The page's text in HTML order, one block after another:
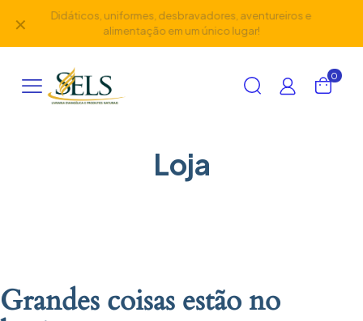
Didáticos, uniformes, desbravadores, aventureiros e
alimentação em um único lugar!
✕
0
Loja
Grandes coisas estão no